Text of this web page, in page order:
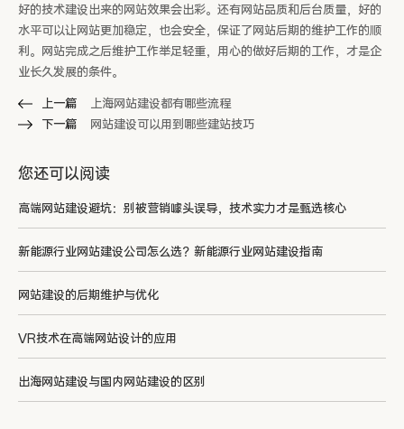
好的技术建设出来的网站效果会出彩。还有网站品质和后台质量，好的
水平可以让网站更加稳定，也会安全，保证了网站后期的维护工作的顺
利。网站完成之后维护工作举足轻重，用心的做好后期的工作，才是企
业长久发展的条件。
上一篇
上海网站建设都有哪些流程
下一篇
网站建设可以用到哪些建站技巧
您还可以阅读
高端网站建设避坑：别被营销噱头误导，技术实力才是甄选核心
新能源行业网站建设公司怎么选？新能源行业网站建设指南
网站建设的后期维护与优化
VR技术在高端网站设计的应用
出海网站建设与国内网站建设的区别